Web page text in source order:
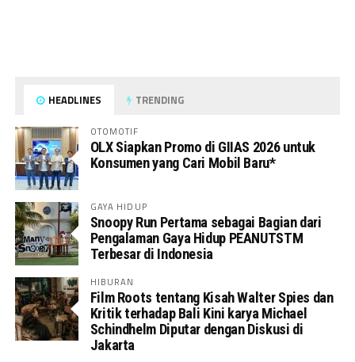
HEADLINES TRENDING
OTOMOTIF
OLX Siapkan Promo di GIIAS 2026 untuk
Konsumen yang Cari Mobil Baru*
GAYA HIDUP
Snoopy Run Pertama sebagai Bagian dari
Pengalaman Gaya Hidup PEANUTSTM
Terbesar di Indonesia
HIBURAN
Film Roots tentang Kisah Walter Spies dan
Kritik terhadap Bali Kini karya Michael
Schindhelm Diputar dengan Diskusi di
Jakarta